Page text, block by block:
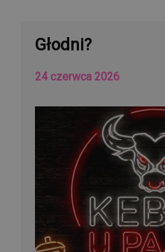
Głodni?
24 czerwca 2026